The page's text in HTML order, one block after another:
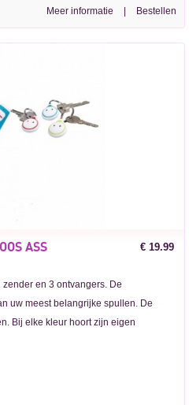
Meer informatie |
ASS € 19.99
en 3 ontvangers. De
uw meest belangrijke spullen. De
Bij elke kleur hoort zijn eigen